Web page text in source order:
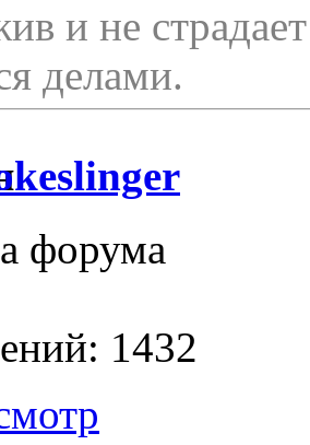
и не
делами.
форума
1432